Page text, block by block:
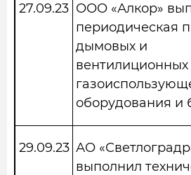
27.09.23 ООО «Алкор»
периодическая
дымовых и
вентилиционных
оборудования и
29.09.23 АО
выполнил